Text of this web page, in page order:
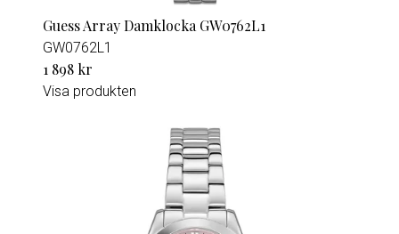
Guess Array Damklocka GW0762L1
GW0762L1
1 898 kr
Visa produkten